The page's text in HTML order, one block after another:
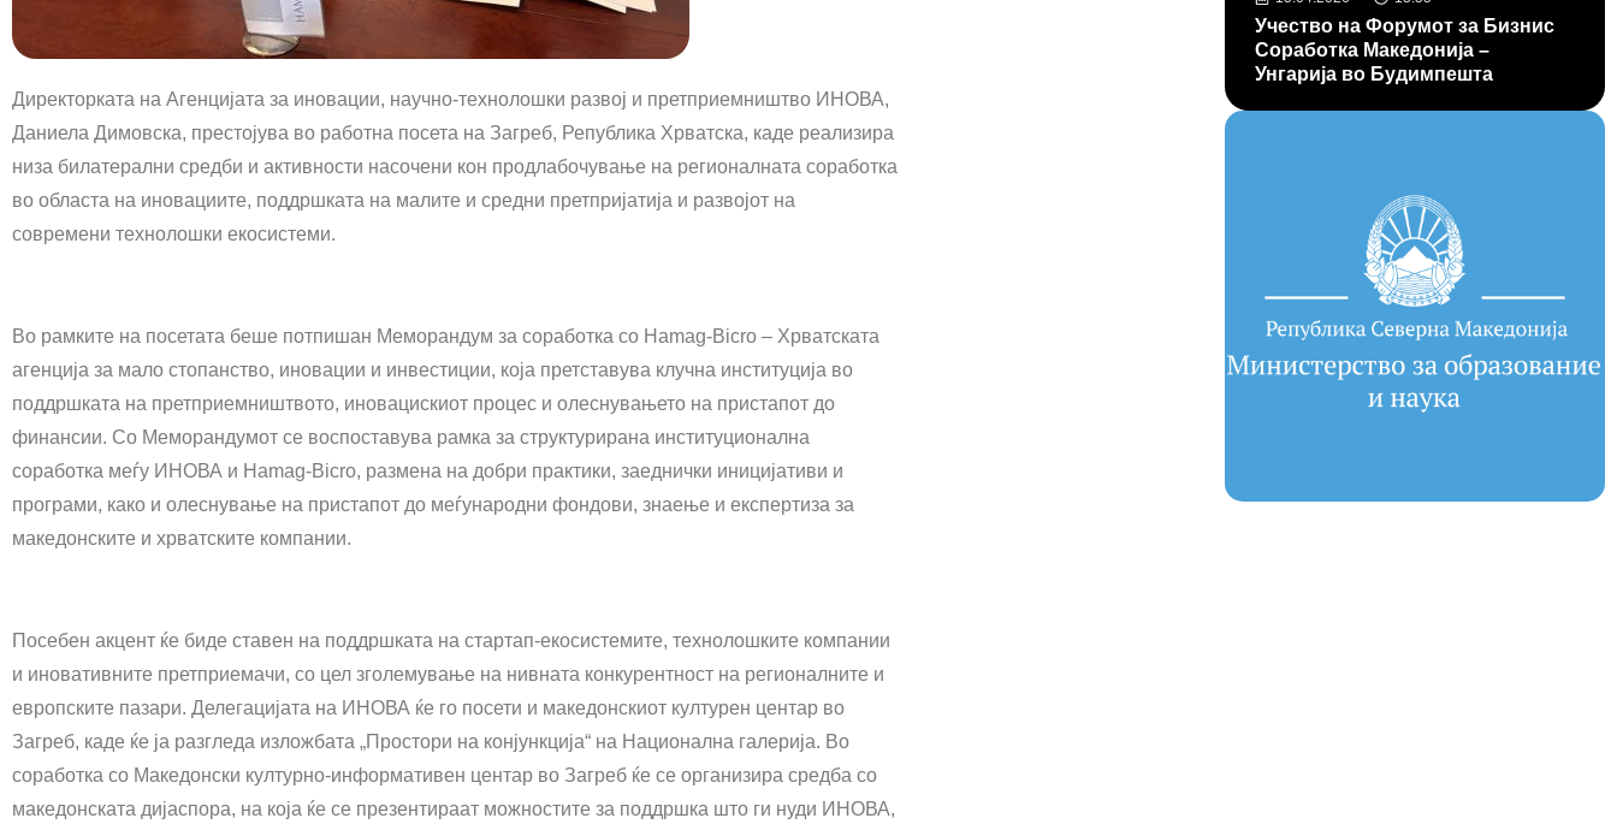
Директорката на Агенцијата за иновации, научно-технолошки развој и претприемништво ИНОВА,
Даниела Димовска, престојува во работна посета на Загреб, Република Хрватска, каде реализира
низа билатерални средби и активности насочени кон продлабочување на регионалната соработка
во областа на иновациите, поддршката на малите и средни претпријатија и развојот на
современи технолошки екосистеми.
Во рамките на посетата беше потпишан Меморандум за соработка со Hamag-Bicro – Хрватската
агенција за мало стопанство, иновации и инвестиции, која претставува клучна институција во
поддршката на претприемништвото, иновацискиот процес и олеснувањето на пристапот до
финансии. Со Меморандумот се воспоставува рамка за структурирана институционална
соработка меѓу ИНОВА и Hamag-Bicro, размена на добри практики, заеднички иницијативи и
програми, како и олеснување на пристапот до меѓународни фондови, знаење и експертиза за
македонските и хрватските компании.
Посебен акцент ќе биде ставен на поддршката на стартап-екосистемите, технолошките компании
и иновативните претприемачи, со цел зголемување на нивната конкурентност на регионалните и
европските пазари. Делегацијата на ИНОВА ќе го посети и македонскиот културен центар во
Загреб, каде ќе ја разгледа изложбата „Простори на конјункција“ на Национална галерија. Во
соработка со Македонски културно-информативен центар во Загреб ќе се организира средба со
македонската дијаспора, на која ќе се презентираат можностите за поддршка што ги нуди ИНОВА,
Учество на Форумот за Бизнис
Соработка Македонија –
Унгарија во Будимпешта